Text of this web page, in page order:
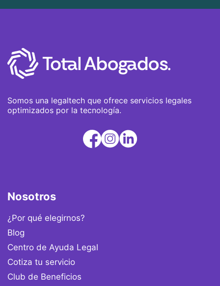
Somos una legaltech que ofrece servicios legales
optimizados por la tecnología.
Nosotros
¿Por qué elegirnos?
Blog
Centro de Ayuda Legal
Cotiza tu servicio
Club de Beneficios